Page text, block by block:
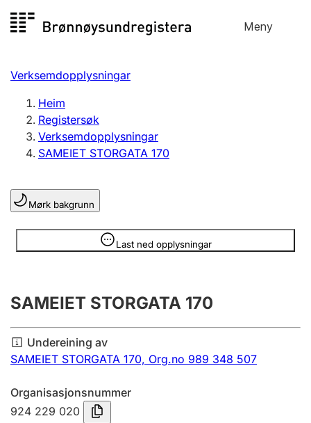
til
Meny
Registersøk
Aksjeselskap
Enkeltpersonføretak
Registrere, endre, slette
Lag og foreining
Registrere, endre, slette
Årsrekneskap
Innsending og forseinkingsgebyr
Tinglysing
Verksemdopplysningar
Heim
Registersøk
Verksemdopplysningar
SAMEIET STORGATA 170
Mørk bakgrunn
Last ned opplysningar
Opplysninger er skjult
SAMEIET STORGATA 170
Undereining av
SAMEIET STORGATA 170, Org.no 989 348 507
Organisasjonsnummer
924 229 020